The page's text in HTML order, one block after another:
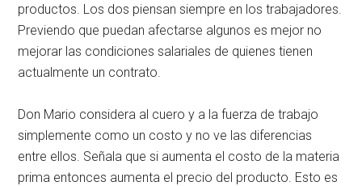
productos. Los dos piensan siempre en los trabajadores.
Previendo que puedan afectarse algunos es mejor no
mejorar las condiciones salariales de quienes tienen
actualmente un contrato.
Don Mario considera al cuero y a la fuerza de trabajo
simplemente como un costo y no ve las diferencias
entre ellos. Señala que si aumenta el costo de la materia
prima entonces aumenta el precio del producto. Esto es